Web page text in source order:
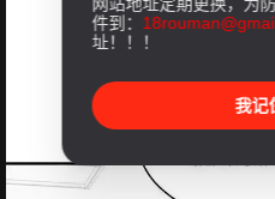
件到：
址！！！
我记